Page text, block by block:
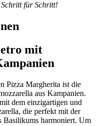
für Schritt!
mit
Pizza Margherita ist die
aus Kampanien.
dem einzigartigen und
die perfekt mit der
Basilikums harmoniert. Um